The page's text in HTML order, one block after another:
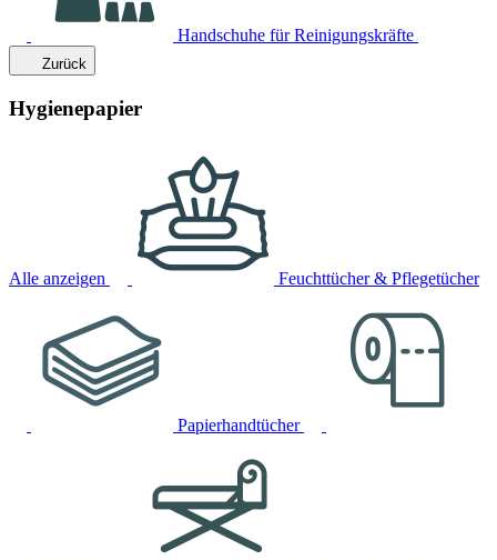
Handschuhe für Reinigungskräfte
Zurück
Hygienepapier
Alle anzeigen Feuchttücher & Pflegetücher
Papierhandtücher